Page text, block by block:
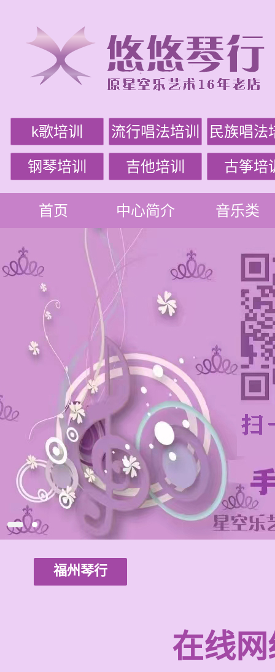
k歌培训 流行唱法培训 民族唱法
钢琴培训 吉他培训 古筝培
首页 中心简介 音乐类
福州琴行
在线